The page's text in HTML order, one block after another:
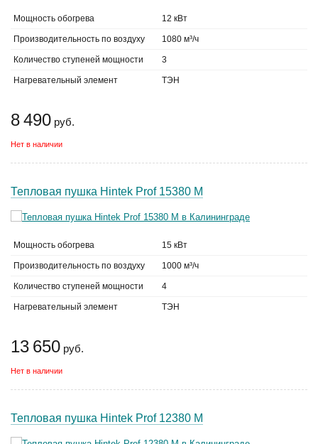
Мощность обогрева 12 кВт
Производительность по воздуху 1080 м³/ч
Количество ступеней мощности 3
Нагревательный элемент ТЭН
8 490 руб.
Нет в наличии
Тепловая пушка Hintek Prof 15380 M
Мощность обогрева 15 кВт
Производительность по воздуху 1000 м³/ч
Количество ступеней мощности 4
Нагревательный элемент ТЭН
13 650 руб.
Нет в наличии
Тепловая пушка Hintek Prof 12380 M